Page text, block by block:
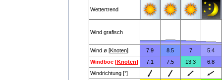
Wettertrend
Wind grafisch
Wind ø [Knoten] 7.9 8.5 7
5.4
Windböe [Knoten] 7.1 7.5 13.3
6.8
Windrichtung [°]